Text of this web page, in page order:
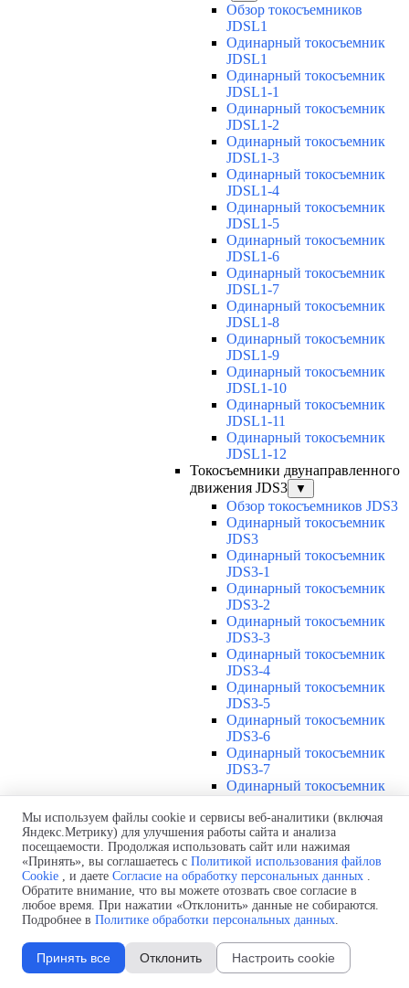
Обзор токосъемников
JDSL1
Одинарный токосъемник
JDSL1
Одинарный токосъемник
JDSL1-1
Одинарный токосъемник
JDSL1-2
Одинарный токосъемник
JDSL1-3
Одинарный токосъемник
JDSL1-4
Одинарный токосъемник
JDSL1-5
Одинарный токосъемник
JDSL1-6
Одинарный токосъемник
JDSL1-7
Одинарный токосъемник
JDSL1-8
Одинарный токосъемник
JDSL1-9
Одинарный токосъемник
JDSL1-10
Одинарный токосъемник
JDSL1-11
Одинарный токосъемник
JDSL1-12
Токосъемники двунаправленного
движения JDS3
▼
Обзор токосъемников JDS3
Одинарный токосъемник
JDS3
Одинарный токосъемник
JDS3-1
Одинарный токосъемник
JDS3-2
Одинарный токосъемник
JDS3-3
Одинарный токосъемник
JDS3-4
Одинарный токосъемник
JDS3-5
Одинарный токосъемник
JDS3-6
Одинарный токосъемник
JDS3-7
Одинарный токосъемник
Одинарный токосъемник
JDS3-9
Одинарный токосъемник
JDS3-10
Одинарный токосъемник
JDS3-11
Одинарный токосъемник
Соединения U12
Защитная оболочка для
Мы используем файлы cookie и сервисы веб-аналитики (включая
Яндекс.Метрику) для улучшения работы сайта и анализа
посещаемости. Продолжая использовать сайт или нажимая
«Принять», вы соглашаетесь с Политикой использования файлов
Cookie , и даете Согласие на обработку персональных данных .
Обратите внимание, что вы можете отозвать свое согласие в
любое время. При нажатии «Отклонить» данные не собираются.
Подробнее в Политике обработки персональных данных.
Принять все Отклонить Настроить cookie